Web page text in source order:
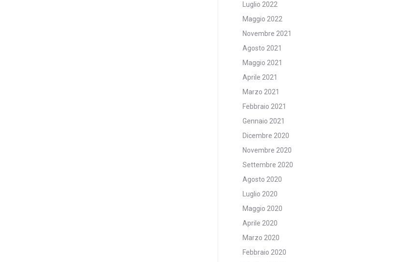
Luglio 2022
Maggio 2022
Novembre 2021
Agosto 2021
Maggio 2021
Aprile 2021
Marzo 2021
Febbraio 2021
Gennaio 2021
Dicembre 2020
Novembre 2020
Settembre 2020
Agosto 2020
Luglio 2020
Maggio 2020
Aprile 2020
Marzo 2020
Febbraio 2020